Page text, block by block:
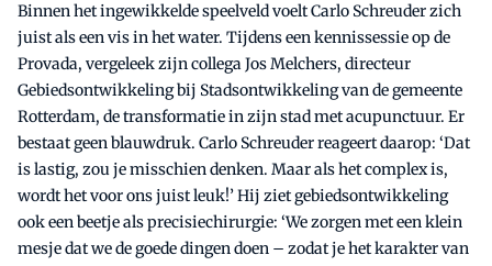
Binnen het ingewikkelde speelveld voelt Carlo Schreuder zich
juist als een vis in het water. Tijdens een kennissessie op de
Provada, vergeleek zijn collega Jos Melchers, directeur
Gebiedsontwikkeling bij Stadsontwikkeling van de gemeente
Rotterdam, de transformatie in zijn stad met acupunctuur. Er
bestaat geen blauwdruk. Carlo Schreuder reageert daarop: ‘Dat
is lastig, zou je misschien denken. Maar als het complex is,
wordt het voor ons juist leuk!’ Hij ziet gebiedsontwikkeling
ook een beetje als precisiechirurgie: ‘We zorgen met een klein
mesje dat we de goede dingen doen – zodat je het karakter van